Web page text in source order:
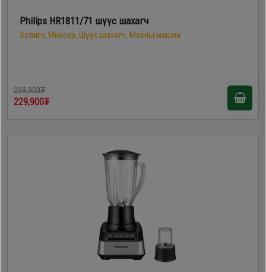
Philips HR1811/71 шүүс шахагч
Холигч, Миксер, Шүүс шахагч, Махны машин
259,900₮
229,900₮